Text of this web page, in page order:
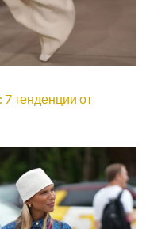
тенденции от